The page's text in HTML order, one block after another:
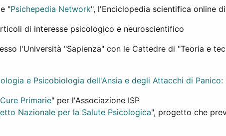
"Psichepedia Network", l'Enciclopedia scientifica online
di interesse psicologico e neuroscientifico
l'Università "Sapienza" con le Cattedre di "Teoria e
e Psicobiologia dell'Ansia e degli Attacchi di
Primarie" per l'Associazione ISP
Nazionale per la Salute Psicologica", progetto che